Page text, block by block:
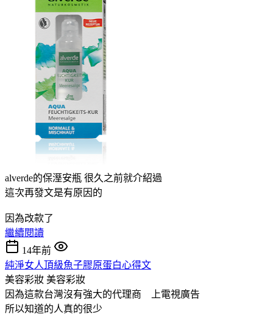
alverde的保溼安瓶 很久之前就介紹過
這次再發文是有原因的
因為改款了
繼續閱讀
14年前
純淨女人頂級魚子膠原蛋白心得文
美容彩妝 美容彩妝
因為這款台灣沒有強大的代理商 上電視廣告
所以知道的人真的很少